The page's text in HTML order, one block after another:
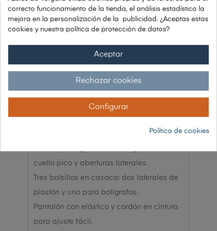
Envío grátis a partir de 150€
Garantía 30 días de devolución
cuello pico y aberturas laterales.
Tres bolsillos en casaca: dos laterales de
plastón y uno para bolígrafos.
Pantalón con elástico y cordón en cintura
para ajuste fácil.
correcto funcionamiento de la tienda, el análisis estadístico la
mejora en la personalización de la publicidad. ¿Aceptas estas
cookies y nuestra política de protección de datos?
Aceptar
Rechazar cookies
Configurar
Política de cookies